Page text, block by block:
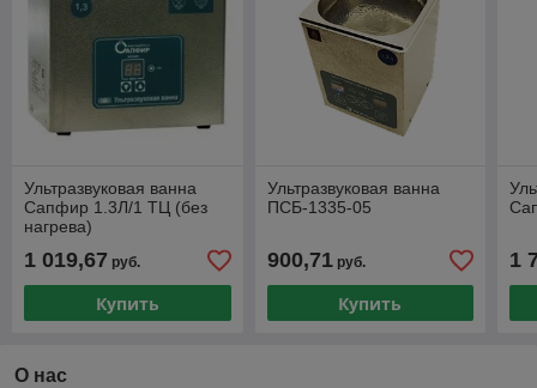
Ультразвуковая ванна
Сапфир 1.3Л/1 ТЦ (без
нагрева)
1 019,67 руб.
Купить
Ультразвуковая ванна
ПСБ-1335-05
900,71руб.
Купить
1
О нас